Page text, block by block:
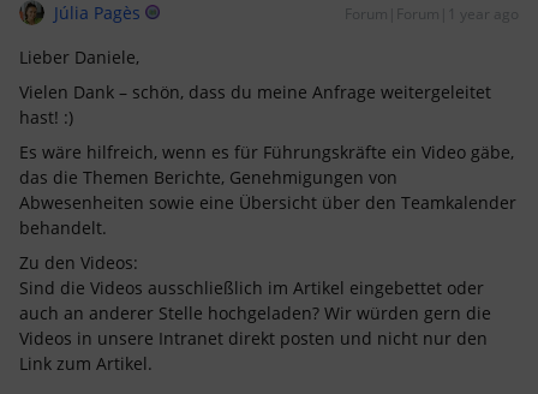
Júlia Pagès Forum|Forum|1 year ago
Lieber Daniele,
Vielen Dank – schön, dass du meine Anfrage weitergeleitet
hast! :)
Es wäre hilfreich, wenn es für Führungskräfte ein Video gäbe,
das die Themen Berichte, Genehmigungen von
Abwesenheiten sowie eine Übersicht über den Teamkalender
behandelt.
Zu den Videos:
Sind die Videos ausschließlich im Artikel eingebettet oder
auch an anderer Stelle hochgeladen? Wir würden gern die
Videos in unsere Intranet direkt posten und nicht nur den
Link zum Artikel.